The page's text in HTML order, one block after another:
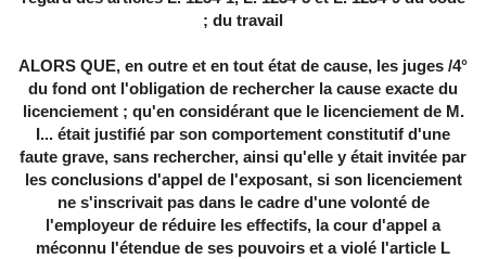
du travail ;
4°/ ALORS QUE, en outre et en tout état de cause, les juges
du fond ont l'obligation de rechercher la cause exacte du
licenciement ; qu'en considérant que le licenciement de M.
I... était justifié par son comportement constitutif d'une
faute grave, sans rechercher, ainsi qu'elle y était invitée par
les conclusions d'appel de l'exposant, si son licenciement
ne s'inscrivait pas dans le cadre d'une volonté de
l'employeur de réduire les effectifs, la cour d'appel a
méconnu l'étendue de ses pouvoirs et a violé l'article L